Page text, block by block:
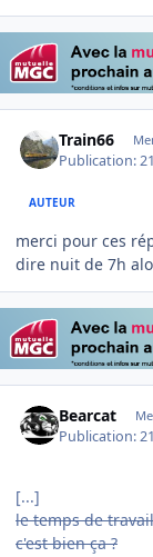
Train66
Publication:
AUTEUR
merci pour ces
dire nuit de 7h
Bearcat
Publication:
[...]
le temps de
c'est bien ça ?